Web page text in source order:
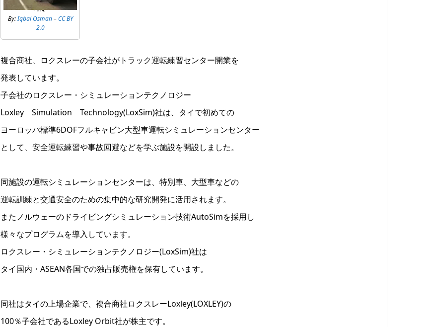
By:Iqbal Osman–CC BY
2.0
複合商社、ロクスレーの子会社がトラック運転練習センター開業を
発表しています。
子会社のロクスレー・シミュレーションテクノロジー
Loxley Simulation Technology(LoxSim)社は、タイで初めての
ヨーロッパ標準6DOFフルキャビン大型車運転シミュレーションセンター
として、安全運転練習や事故回避などを学ぶ施設を開設しました。
同施設の運転シミュレーションセンターは、特別車、大型車などの
運転訓練と交通安全のための集中的な研究開発に活用されます。
またノルウェーのドライビングシミュレーション技術AutoSimを採用し
様々なプログラムを導入しています。
ロクスレー・シミュレーションテクノロジー(LoxSim)社は
タイ国内・ASEAN各国での独占販売権を保有しています。
同社はタイの上場企業で、複合商社ロクスレーLoxley(LOXLEY)の
100％子会社であるLoxley Orbit社が株主です。